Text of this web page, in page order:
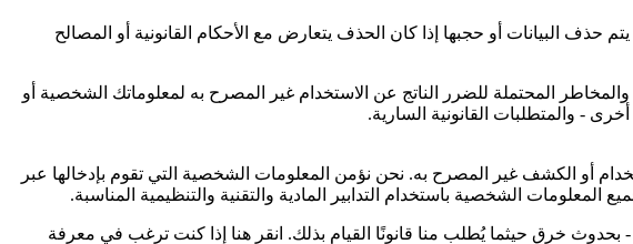
البيانات أو حجبها إذا كان الحذف يتعارض مع الأحكام القانونية أو المصالح
المحتملة للضرر الناتج عن الاستخدام غير المصرح به لمعلوماتك الشخصية أو
- والمتطلبات القانونية السارية.
أو الكشف غير المصرح به. نحن نؤمن المعلومات الشخصية التي تقوم بإدخالها عبر
الشخصية باستخدام التدابير المادية والتقنية والتنظيمية المناسبة.
خرق حيثما يُطلب منا قانونًا القيام بذلك. انقر هنا إذا كنت ترغب في معرفة